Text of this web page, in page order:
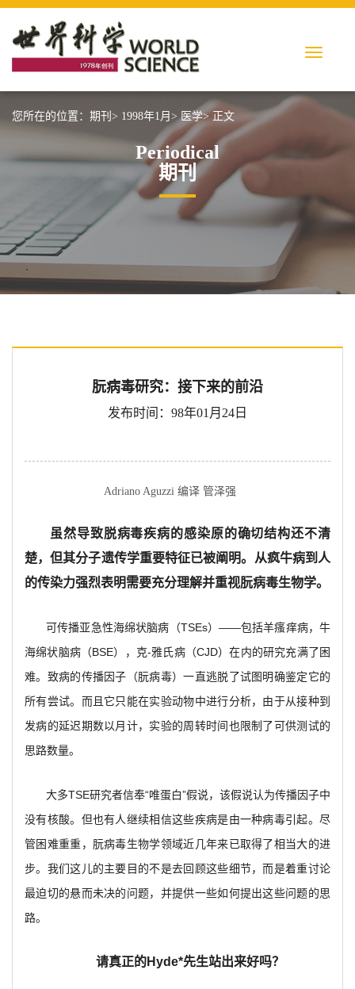
您所在的位置： 期刊> 1998年1月> 医学> 正文
Periodical
期刊
朊病毒研究：接下来的前沿
发布时间：98年01月24日
Adriano Aguzzi 编译 管泽强
虽然导致脱病毒疾病的感染原的确切结构还不清
楚，但其分子遗传学重要特征已被阐明。从疯牛病到人
的传染力强烈表明需要充分理解并重视朊病毒生物学。
可传播亚急性海绵状脑病（TSEs）——包括羊瘙痒病，牛
海绵状脑病（BSE），克-雅氏病（CJD）在内的研究充满了困
难。致病的传播因子（朊病毒）一直逃脱了试图明确鉴定它的
所有尝试。而且它只能在实验动物中进行分析，由于从接种到
发病的延迟期数以月计，实验的周转时间也限制了可供测试的
思路数量。
大多TSE研究者信奉“唯蛋白”假说，该假说认为传播因子中
没有核酸。但也有人继续相信这些疾病是由一种病毒引起。尽
管困难重重，朊病毒生物学领域近几年来已取得了相当大的进
步。我们这儿的主要目的不是去回顾这些细节，而是着重讨论
最迫切的悬而未决的问题，并提供一些如何提出这些问题的思
路。
请真正的Hyde*先生站出来好吗？